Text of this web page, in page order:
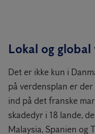
Lokal og
Det er ikke kun i
på verdensplan er
ind på det franske
skadedyr i 18 lande,
Malaysia, Spanien og